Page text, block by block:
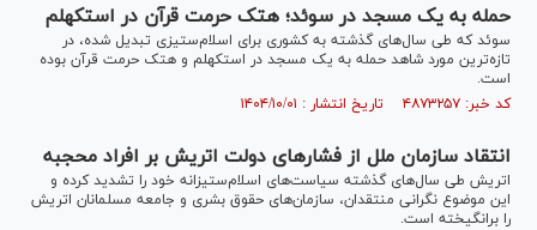
حمله به یک مسجد در سوئد؛ هتک حرمت قرآن در استکهلم
سوئد که طی سال‌های گذشته به کشوری برای اسلام‌ستیزی تبدیل شده، در
تازه‌ترین مورد شاهد حمله به یک مسجد در استکهلم و هتک حرمت قرآن بوده
است.
کد خبر: ۴۸۷۳۲۵۷ تاریخ انتشار : ۱۴۰۴/۱۰/۰۱
انتقاد سازمان ملل از فشار‌های دولت اتریش بر افراد محجبه
اتریش طی سال‌های گذشته سیاست‌های اسلام‌ستیزانه خود را تشدید کرده و
این موضوع نگرانی منتقدان، سازمان‌های حقوق بشری و جامعه مسلمانان اتریش
را برانگیخته است.